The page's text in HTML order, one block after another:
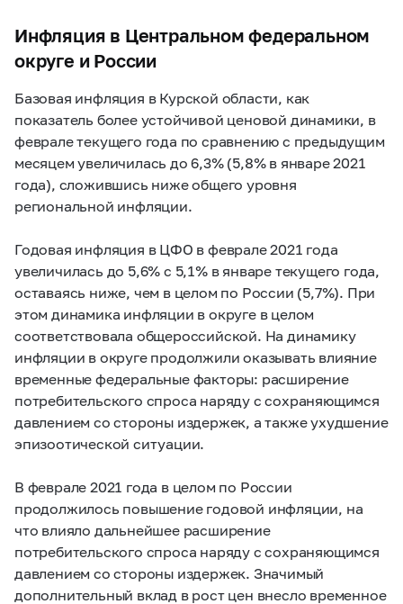
Инфляция в Центральном федеральном
округе и России
Базовая инфляция в Курской области, как
показатель более устойчивой ценовой динамики, в
феврале текущего года по сравнению с предыдущим
месяцем увеличилась до 6,3% (5,8% в январе 2021
года), сложившись ниже общего уровня
региональной инфляции.
Годовая инфляция в ЦФО в феврале 2021 года
увеличилась до 5,6% с 5,1% в январе текущего года,
оставаясь ниже, чем в целом по России (5,7%). При
этом динамика инфляции в округе в целом
соответствовала общероссийской. На динамику
инфляции в округе продолжили оказывать влияние
временные федеральные факторы: расширение
потребительского спроса наряду с сохраняющимся
давлением со стороны издержек, а также ухудшение
эпизоотической ситуации.
В феврале 2021 года в целом по России
продолжилось повышение годовой инфляции, на
что влияло дальнейшее расширение
потребительского спроса наряду с сохраняющимся
давлением со стороны издержек. Значимый
дополнительный вклад в рост цен внесло временное